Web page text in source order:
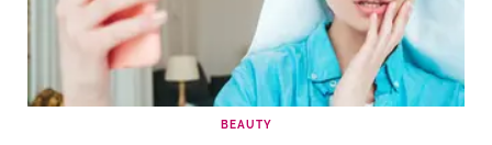
BEAUTY